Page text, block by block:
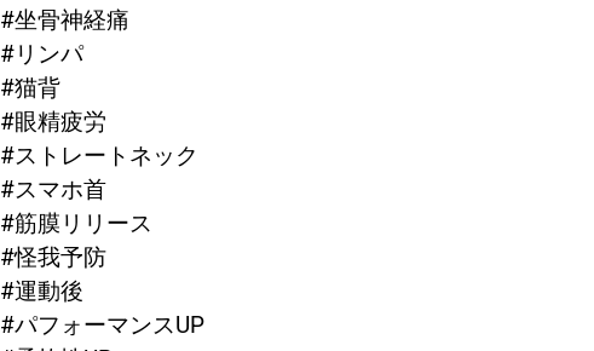
#坐骨神経痛
#リンパ
#猫背
#眼精疲労
#ストレートネック
#スマホ首
#筋膜リリース
#怪我予防
#運動後
#パフォーマンスUP